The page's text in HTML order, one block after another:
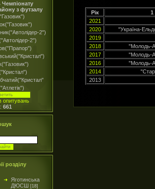
з футзалу
2")
2")
опитувань
661
розділу
Яготинська
ДЮСШ [18]
Рік
1
2021
2020
"Україна-
2019
2018
"Молодь-
2017
"Молодь-
2016
"Молодь-
2014
2013